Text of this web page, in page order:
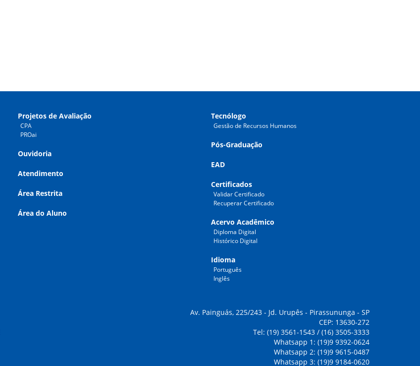
Projetos de Avaliação
CPA
PROai
Ouvidoria
Atendimento
Área Restrita
Área do Aluno
Tecnólogo
Gestão de Recursos Humanos
Pós-Graduação
EAD
Certificados
Validar Certificado
Recuperar Certificado
Acervo Acadêmico
Diploma Digital
Histórico Digital
Idioma
Português
Inglês
Av. Painguás, 225/243 - Jd. Urupês - Pirassununga - SP
CEP: 13630-272
Tel: (19) 3561-1543 / (16) 3505-3333
Whatsapp 1: (19)9 9392-0624
Whatsapp 2: (19)9 9615-0487
Whatsapp 3: (19)9 9184-0620